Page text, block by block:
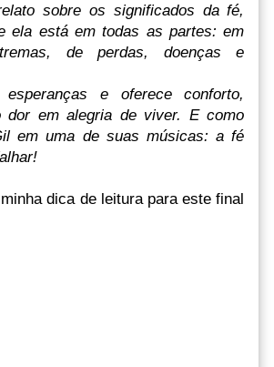
sobre os significados da fé,
ela está em todas as partes: em
de perdas, doenças e
e oferece conforto,
dor em alegria de viver. E como
em uma de suas músicas: a fé
dica de leitura para este final